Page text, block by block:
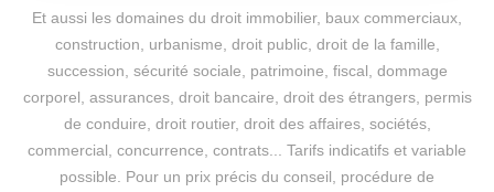
Et aussi les domaines du droit immobilier, baux commerciaux,
construction, urbanisme, droit public, droit de la famille,
succession, sécurité sociale, patrimoine, fiscal, dommage
corporel, assurances, droit bancaire, droit des étrangers, permis
de conduire, droit routier, droit des affaires, sociétés,
commercial, concurrence, contrats... Tarifs indicatifs et variable
possible. Pour un prix précis du conseil, procédure de